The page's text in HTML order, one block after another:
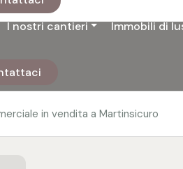
I nostri cantieri Immobili di
in vendita a Martinsicuro